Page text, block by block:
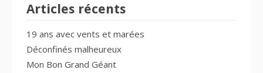
Articles récents
19 ans avec vents et marées
Déconfinés malheureux
Mon Bon Grand Géant